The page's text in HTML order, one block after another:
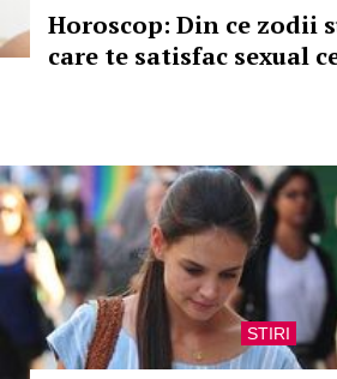
Horoscop: Din ce zodii
care te satisfac sexual
STIRI